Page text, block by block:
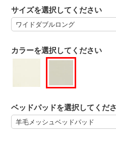
カラーを選択してください
サイズを選択してください
ベッドパッドを選択してくだ